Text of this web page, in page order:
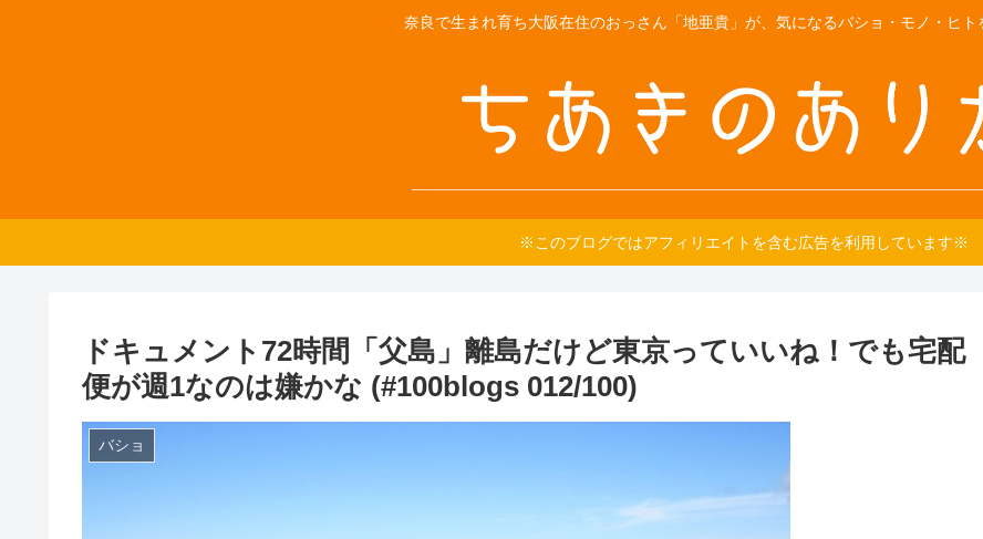
奈良で生まれ育ち大阪在住のおっさん「地亜貴」が、気になるバショ・モノ・ヒ
※このブログではアフィリエイトを含む広告を利用しています※
ドキュメント72時間「父島」離島だけど東京っていいね！でも宅配
便が週1なのは嫌かな (#100blogs 012/100)
バショ